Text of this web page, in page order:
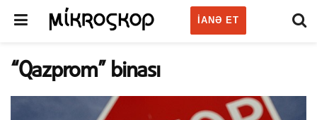
IANƏ ET
“Qazprom” binası